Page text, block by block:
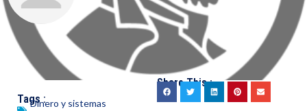
Tags :Dinero y sistemas
Share This :